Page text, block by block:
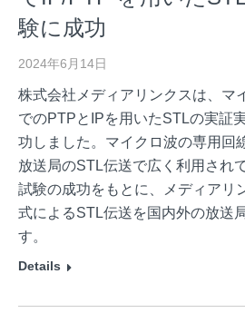
験に成功
2024年6月14日
株式会社メディアリンクスは、マ
でのPTPとIPを用いたSTLの実証
功しました。マイクロ波の専用回
放送局のSTL伝送で広く利用され
試験の成功をもとに、メディアリ
式によるSTL伝送を国内外の放送
す。
Details